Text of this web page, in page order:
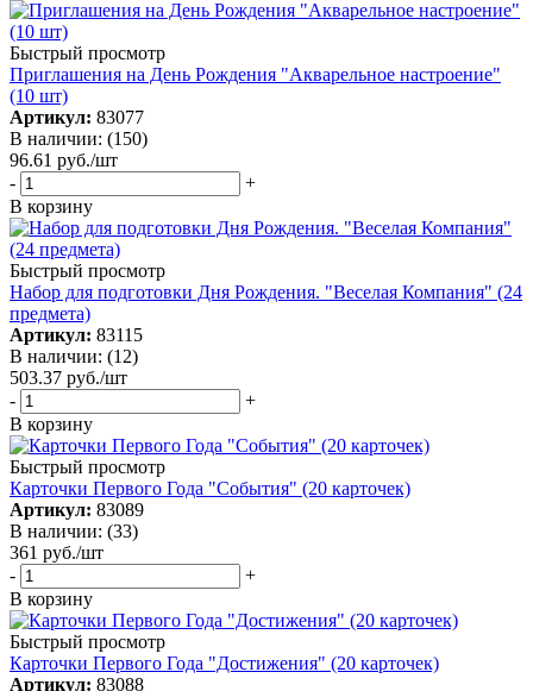
Быстрый просмотр
Приглашения на День Рождения "Акварельное настроение"
(10 шт)
Артикул: 83077
В наличии: (150)
96.61 руб./шт
-
+
В корзину
Быстрый просмотр
Набор для подготовки Дня Рождения. "Веселая Компания" (24
предмета)
Артикул: 83115
В наличии: (12)
503.37 руб./шт
-
+
В корзину
Быстрый просмотр
Карточки Первого Года "События" (20 карточек)
Артикул: 83089
В наличии: (33)
361 руб./шт
-
+
В корзину
Быстрый просмотр
Карточки Первого Года "Достижения" (20 карточек)
Артикул: 83088